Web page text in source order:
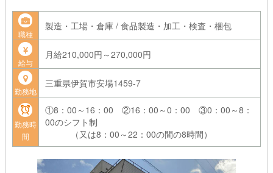
職種
製造・工場・倉庫 / 食品製造・加工・検査・梱包
給与
月給210,000円～270,000円
勤務地
三重県伊賀市安場1459-7
勤務時
間
①8：00～16：00 ②16：00～0：00 ③0：00～8：
00のシフト制
（又は8：00～22：00の間の8時間）